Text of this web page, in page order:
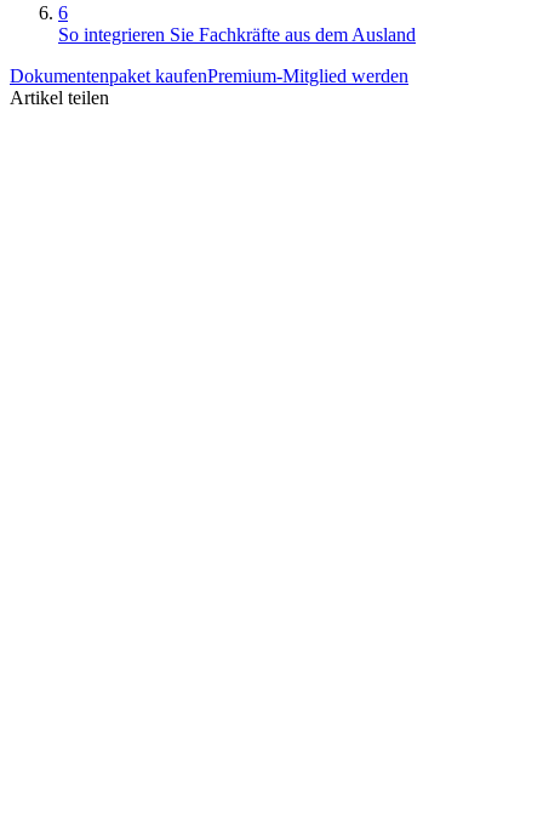
6
So integrieren Sie Fachkräfte aus dem Ausland
Dokumentenpaket kaufenPremium-Mitglied werden
Artikel teilen